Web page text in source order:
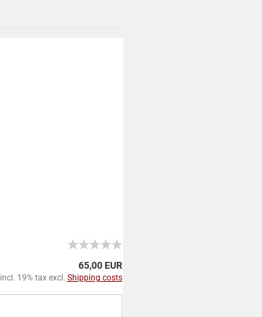
65,00 EUR
incl. 19% tax excl. Shipping costs